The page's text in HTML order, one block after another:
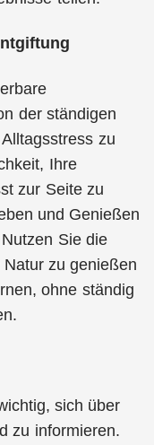
der ständigen
zu
Ihre
zur Seite zu
und Genießen
Sie die
zu genießen
ohne ständig
sich über
zu informieren.